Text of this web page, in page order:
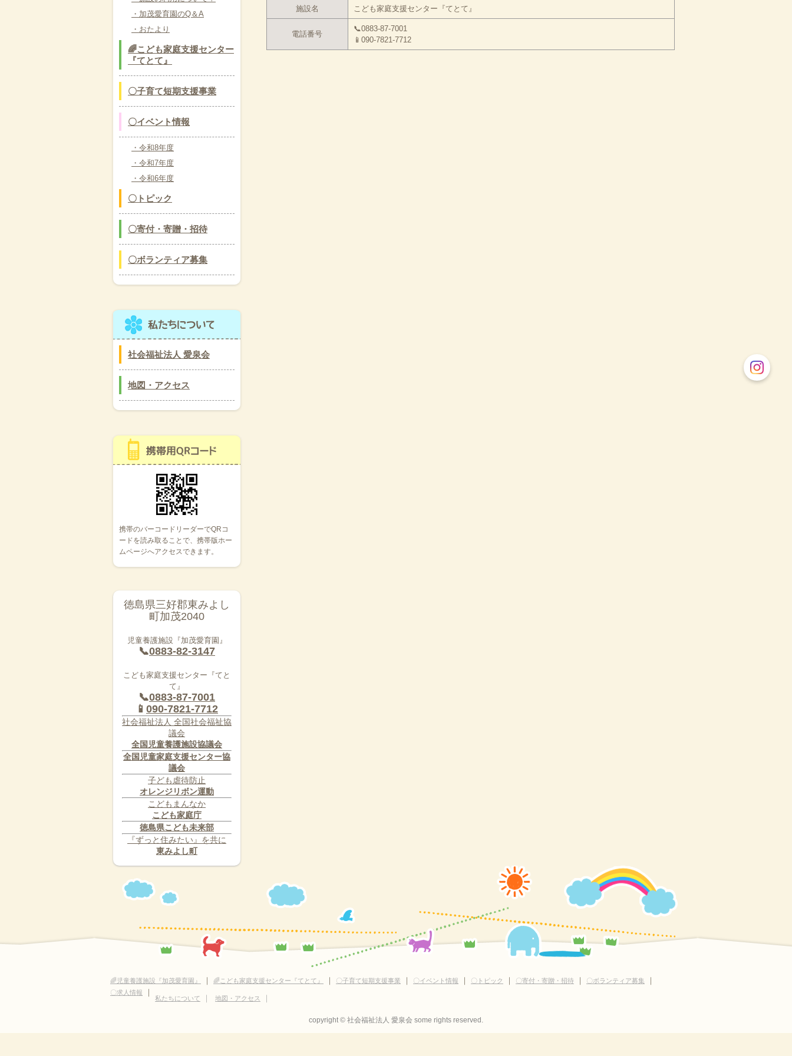
施設名 こども家庭支援センター『てとて』
電話番号
📞0883-87-7001
📱090-7821-7712
・加茂愛育園のQ＆A
・おたより
🌈こども家庭支援センター
『てとて』
〇子育て短期支援事業
〇イベント情報
・令和8年度
・令和7年度
・令和6年度
〇トピック
〇寄付・寄贈・招待
〇ボランティア募集
社会福祉法人 愛泉会
地図・アクセス
携帯のバーコードリーダーでQRコ
ードを読み取ることで、携帯版ホー
ムページへアクセスできます。
徳島県三好郡東みよし
町加茂2040
児童養護施設『加茂愛育園』
📞0883-82-3147
こども家庭支援センター『てと
て』
📞0883-87-7001
📱 090-7821-7712
社会福祉法人 全国社会福祉協
議会
全国児童養護施設協議会
全国児童家庭支援センター協
議会
子ども虐待防止
オレンジリボン運動
こどもまんなか
こども家庭庁
徳島県こども未来部
『ずっと住みたい』を共に
東みよし町
🌈児童養護施設『加茂愛育園』 ｜ 🌈こども家庭支援センター『てとて』 ｜ 〇子育て短期支援事業 ｜ 〇イベント情報 ｜ 〇トピック ｜ 〇寄付・寄贈・招待 ｜ 〇ボランティア募集 ｜
〇求人情報 ｜
私たちについて 地図・アクセス
copyright © 社会福祉法人 愛泉会 some rights reserved.